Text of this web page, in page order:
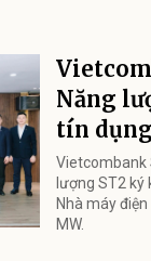
Năng
tín dụng
Vietcombank
lượng ST2
Nhà máy
MW.